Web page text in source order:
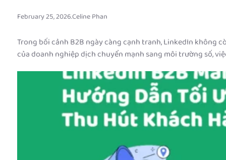
February 25, 2026.Celine Phan
Trong bối cảnh B2B ngày càng cạnh tranh, LinkedIn không
của doanh nghiệp dịch chuyển mạnh sang môi trường số,